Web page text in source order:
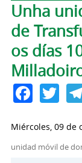
Solapas
Unha
de
os días
Miércoles, 09 de
unidad móvil de